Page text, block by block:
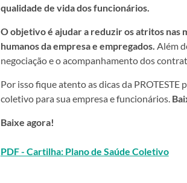
qualidade de vida dos funcionários.
O objetivo é ajudar a reduzir os atritos nas
humanos da empresa e empregados. Além
negociação e o acompanhamento dos
Por isso fique atento as dicas da
coletivo para sua empresa e funcionários.
Baixe agora!
PDF - Cartilha: Plano de Saúde Coletivo